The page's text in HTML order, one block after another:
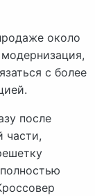
около
с более
после
части,